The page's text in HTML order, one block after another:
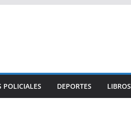
POLICIALES DEPORTES LIBROS